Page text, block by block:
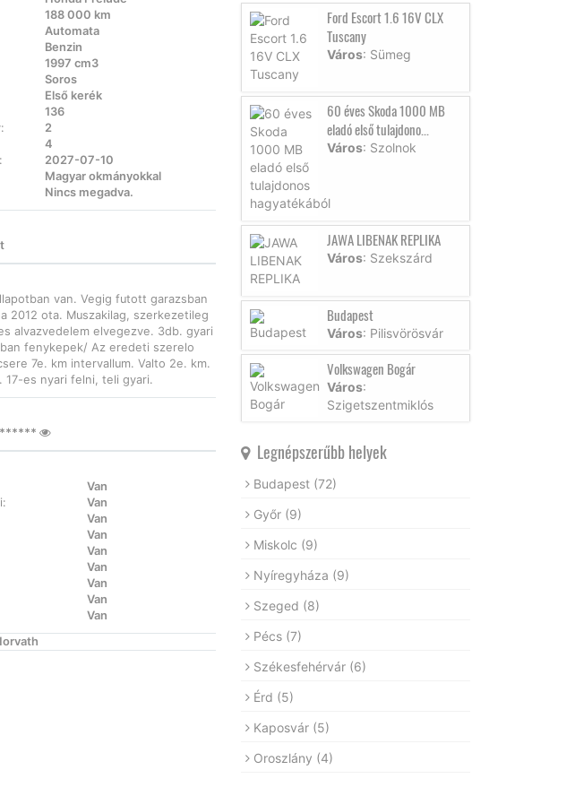
188 000 km
Automata
Benzin
1997 cm3
Soros
Első kerék
136
2
4
2027-07-10
Magyar okmányokkal
Nincs megadva.
van. Vegig futott garazsban
2012 ota. Muszakilag, szerkezetileg
alvazvedelem elvegezve. 3db. gyari
fenykepek/ Az eredeti szerelo
7e. km intervallum. Valto 2e. km.
es nyari felni, teli gyari.
Van
Van
Van
Van
Van
Van
Van
Van
Van
Ford Escort 1.6 16V CLX
Tuscany
Város: Sümeg
60 éves Skoda 1000 MB
eladó első tulajdono...
Város: Szolnok
JAWA LIBENAK REPLIKA
Város: Szekszárd
Budapest
Város: Pilisvörösvár
Volkswagen Bogár
Város:
Szigetszentmiklós
Legnépszerűbb helyek
Budapest (72)
Győr (9)
Miskolc (9)
Nyíregyháza (9)
Szeged (8)
Pécs (7)
Székesfehérvár (6)
Érd (5)
Kaposvár (5)
Oroszlány (4)